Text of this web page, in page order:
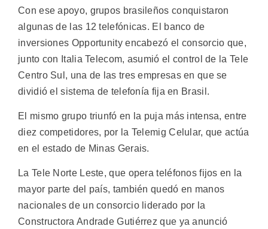
Con ese apoyo, grupos brasileños conquistaron
algunas de las 12 telefónicas. El banco de
inversiones Opportunity encabezó el consorcio que,
junto con Italia Telecom, asumió el control de la Tele
Centro Sul, una de las tres empresas en que se
dividió el sistema de telefonía fija en Brasil.
El mismo grupo triunfó en la puja más intensa, entre
diez competidores, por la Telemig Celular, que actúa
en el estado de Minas Gerais.
La Tele Norte Leste, que opera teléfonos fijos en la
mayor parte del país, también quedó en manos
nacionales de un consorcio liderado por la
Constructora Andrade Gutiérrez que ya anunció